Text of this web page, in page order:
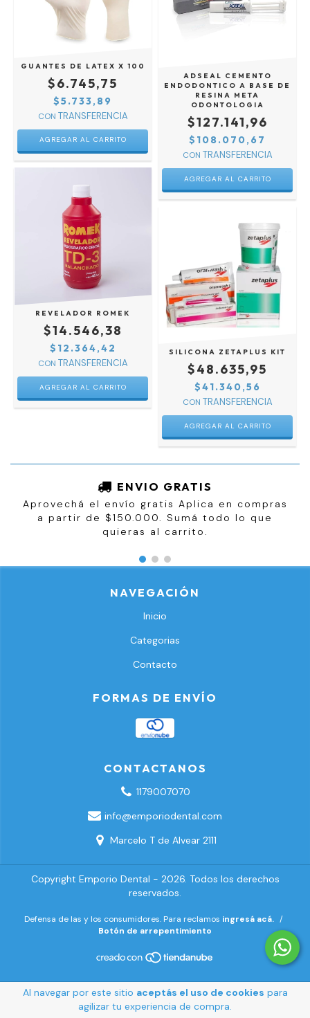
Al navegar por este sitio aceptás el uso de cookies para
agilizar tu experiencia de compra.
GUANTES DE LATEX X 100
$6.745,75
$5.733,89
CON
AGREGAR AL CARRITO
ADSEAL CEMENTO
ENDODONTICO A BASE DE
RESINA META
ODONTOLOGIA
$127.141,96
$108.070,67
CON
REVELADOR ROMEK
$14.546,38
$12.364,42
CON
SILICONA ZETAPLUS KIT
$48.635,95
$41.340,56
CON
ENVIO GRATIS
Aprovechá el envío gratis Aplica en compras
a partir de $150.000. Sumá todo lo que
quieras al carrito.
NAVEGACIÓN
Inicio
Categorias
Contacto
FORMAS DE ENVÍO
CONTACTANOS
1179007070
info@emporiodental.com
Marcelo T de Alvear 2111
Copyright Emporio Dental - 2026. Todos los derechos
reservados.
Defensa de las y los consumidores. Para reclamos ingresá acá. /
Botón de arrepentimiento